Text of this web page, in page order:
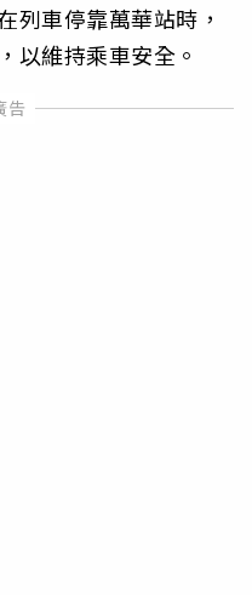
列車停靠萬華站時，
以維持乘車安全。